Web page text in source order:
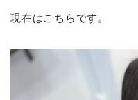
現在はこちらです。